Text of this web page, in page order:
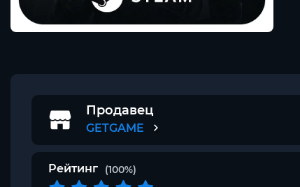
Продавец
GETGAME
Рейтинг (100%)